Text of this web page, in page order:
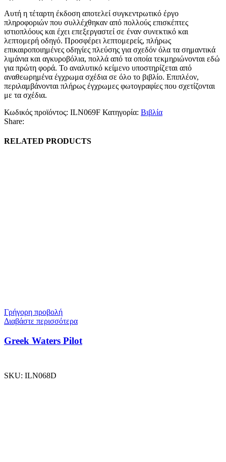
Αυτή η τέταρτη έκδοση αποτελεί συγκεντρωτικό έργο
πληροφοριών που συλλέχθηκαν από πολλούς επισκέπτες
ιστιοπλόους και έχει επεξεργαστεί σε έναν συνεκτικό και
λεπτομερή οδηγό. Προσφέρει λεπτομερείς, πλήρως
επικαιροποιημένες οδηγίες πλεύσης για σχεδόν όλα τα σημαντικά
λιμάνια και αγκυροβόλια, πολλά από τα οποία τεκμηριώνονται εδώ
για πρώτη φορά. Το αναλυτικό κείμενο υποστηρίζεται από
αναθεωρημένα έγχρωμα σχέδια σε όλο το βιβλίο. Επιπλέον,
περιλαμβάνονται πλήρως έγχρωμες φωτογραφίες που σχετίζονται
με τα σχέδια.
Κωδικός προϊόντος: ILN069F Κατηγορία: Βιβλία
Share:
RELATED PRODUCTS
Γρήγορη προβολή
Διαβάστε περισσότερα
Greek Waters Pilot
SKU: ILN068D